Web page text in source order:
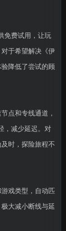
免费试用，让玩
于希望解决《伊
降低了尝试的顾
点和专线通道，
，减少延迟。对
时，探险旅程不
戏类型，自动匹
大减小断线与延